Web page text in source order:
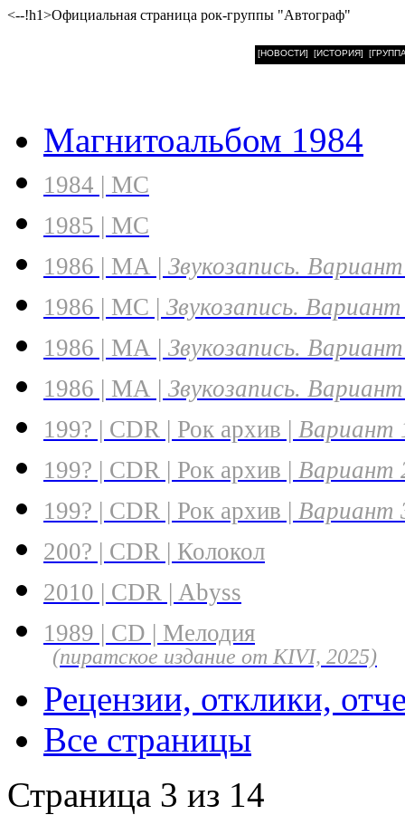
<--!h1>Официальная страница рок-группы "Автограф"
[НОВОСТИ] [ИСТОРИЯ]
Магнитоальбом 1984
1984 | MC
1985 | MC
1986 | МА | Звукозапись.
1986 | MC | Звукозапись.
1986 | МА | Звукозапись.
1986 | МА | Звукозапись.
199? | CDR | Рок архив | Вариант
199? | CDR | Рок архив | Вариант
199? | CDR | Рок архив | Вариант
200? | CDR | Колокол
2010 | CDR | Abyss
1989 | CD | Мелодия
(пиратское издание от KIVI, 2025)
Рецензии, отклики,
Все страницы
Страница 3 из 14